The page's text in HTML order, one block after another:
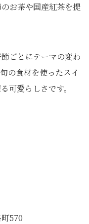
お茶や国産紅茶を提
ごとにテーマの変わ
の食材を使ったスイ
可愛らしさです。
570